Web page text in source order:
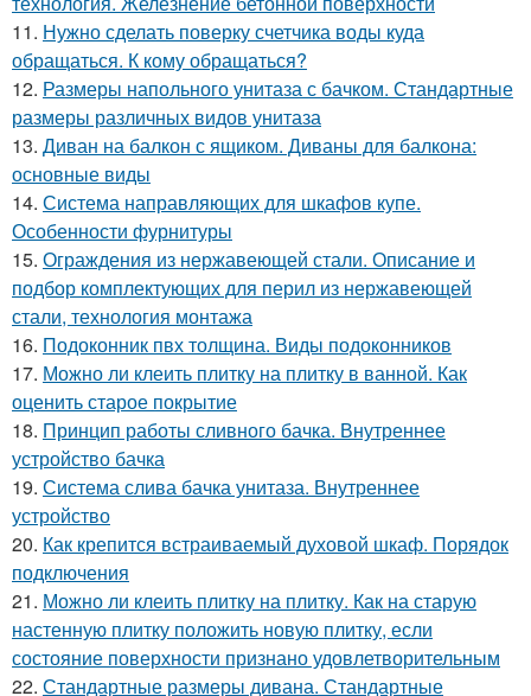
11. Нужно сделать поверку счетчика воды куда
обращаться. К кому обращаться?
12. Размеры напольного унитаза с бачком. Стандартные
размеры различных видов унитаза
13. Диван на балкон с ящиком. Диваны для балкона:
основные виды
14. Система направляющих для шкафов купе.
Особенности фурнитуры
15. Ограждения из нержавеющей стали. Описание и
подбор комплектующих для перил из нержавеющей
стали, технология монтажа
16. Подоконник пвх толщина. Виды подоконников
17. Можно ли клеить плитку на плитку в ванной. Как
оценить старое покрытие
18. Принцип работы сливного бачка. Внутреннее
устройство бачка
19. Система слива бачка унитаза. Внутреннее
устройство
20. Как крепится встраиваемый духовой шкаф. Порядок
подключения
21. Можно ли клеить плитку на плитку. Как на старую
настенную плитку положить новую плитку, если
состояние поверхности признано удовлетворительным
22. Стандартные размеры дивана. Стандартные